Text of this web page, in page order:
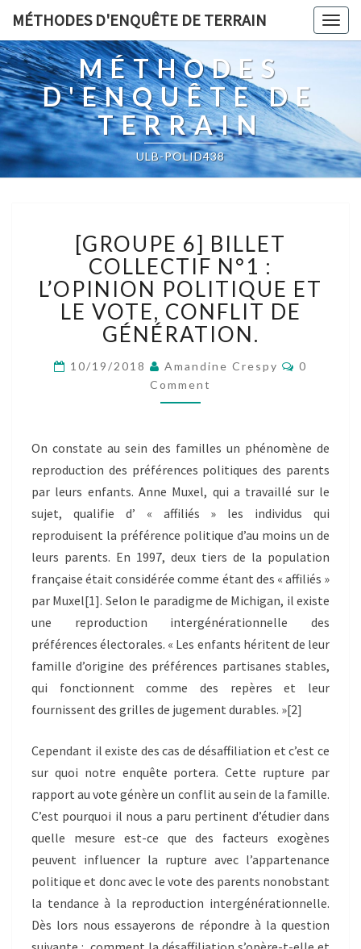
MÉTHODES D'ENQUÊTE DE TERRAIN
MÉTHODES
D'ENQUÊTE DE
TERRAIN
ULB-POLID438
6]
BILLET
COLLECTIF
N°1
:
L’OPINION
ET
LE
VOTE,
GÉNÉRATION.
[GROUPE 6] BILLET
COLLECTIF N°1 :
L’OPINION POLITIQUE ET
LE VOTE, CONFLIT DE
GÉNÉRATION.
10/19/2018 Amandine Crespy
0
Comment
On constate au sein des familles un phénomène de
reproduction des préférences politiques des parents
par leurs enfants. Anne Muxel, qui a travaillé sur le
sujet, qualifie d’ « affiliés » les individus qui
reproduisent la préférence politique d’au moins un de
leurs parents. En 1997, deux tiers de la population
française était considérée comme étant des « affiliés »
par Muxel[1]. Selon le paradigme de Michigan, il existe
une reproduction intergénérationnelle des
préférences électorales. « Les enfants héritent de leur
famille d’origine des préférences partisanes stables,
qui fonctionnent comme des repères et leur
fournissent des grilles de jugement durables. »[2]
Cependant il existe des cas de désaffiliation et c’est ce
sur quoi notre enquête portera. Cette rupture par
rapport au vote génère un conflit au sein de la famille.
C’est pourquoi il nous a paru pertinent d’étudier dans
quelle mesure est-ce que des facteurs exogènes
peuvent influencer la rupture avec l’appartenance
politique et donc avec le vote des parents nonobstant
la tendance à la reproduction intergénérationnelle.
Dès lors nous essayerons de répondre à la question